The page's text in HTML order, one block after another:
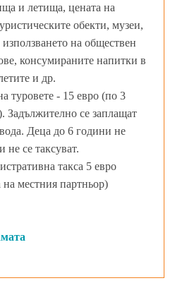
и летища, цената на
обекти, музеи,
на обществен
консумираните напитки в
и др.
туровете - 15 евро (по 3
Задължително се заплащат
Деца до 6 години не
не се таксуват.
такса 5 евро
местния партньор)